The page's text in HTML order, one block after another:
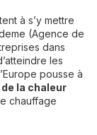
à s’y mettre
(Agence de
dans
les
pousse à
la chaleur
chauffage